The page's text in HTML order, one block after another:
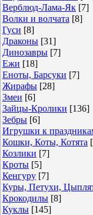
Верблюд-Лама-Як [7]
Волки и волчата [8]
Гуси [8]
Драконы [31]
Динозавры [7]
Ежи [18]
Еноты, Барсуки [7]
Жирафы [28]
Змеи [6]
Зайцы-Кролики [136]
Зебры [6]
Игрушки к
Кошки, Коты, Котята
Козлики [7]
Кроты [5]
Кенгуру [7]
Куры, Петухи,
Крокодилы [8]
Куклы [145]